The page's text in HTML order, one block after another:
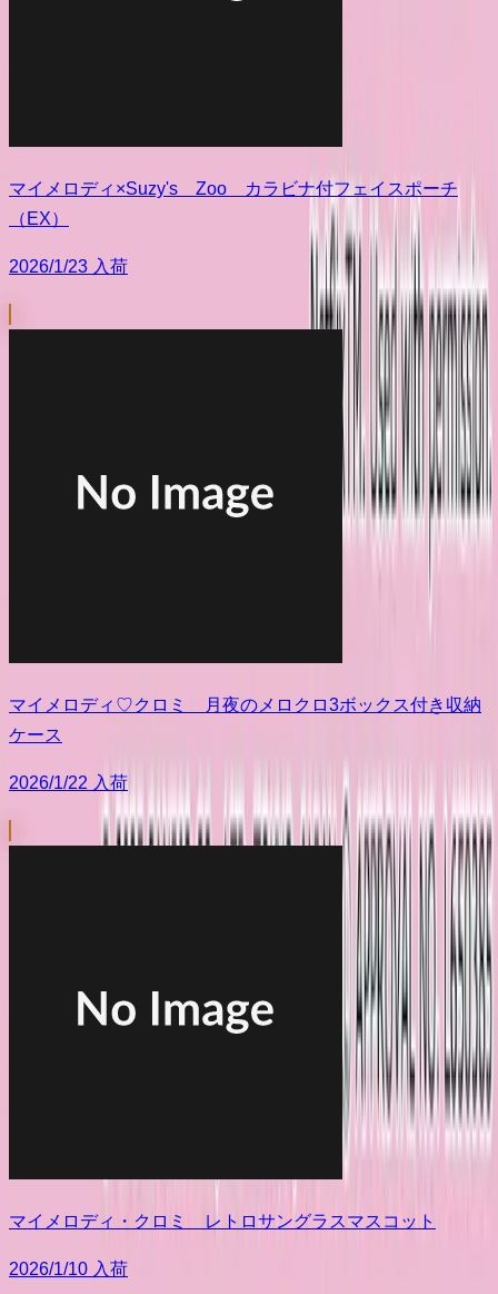
マイメロディ×Suzy's Zoo カラビナ付フェイスポーチ
（EX）
2026/1/23 入荷
マイメロディ♡クロミ 月夜のメロクロ3ボックス付き収納
ケース
2026/1/22 入荷
マイメロディ・クロミ レトロサングラスマスコット
2026/1/10 入荷